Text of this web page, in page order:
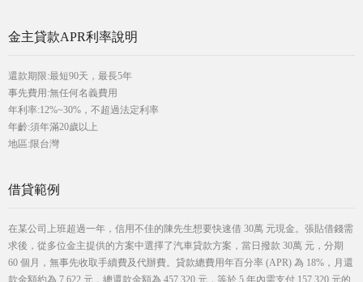
金主貸款APR利率說明
還款期限:最短90天，最長5年
事先費用:無任何名義費用
年利率:12%~30%，不超過法定利率
年齡:須年滿20歲以上
地區:限台灣
借貸範例
在某公司上班超過一年，信用不佳的陳先生想要快速借 30萬 元現金。張貼借錢需
求後，從多位金主提供的方案中選擇了汽車貸款方案，當日撥款 30萬 元，分期
60 個月，無事先收取手續費及代辦費。貸款總費用年百分率 (APR) 為 18%，月還
款金額約為 7,622 元，總還款金額為 457,320 元，等於 5 年內需支付 157,320 元的